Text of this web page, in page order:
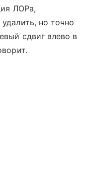
ЛОРа,
но точно
сдвиг влево в